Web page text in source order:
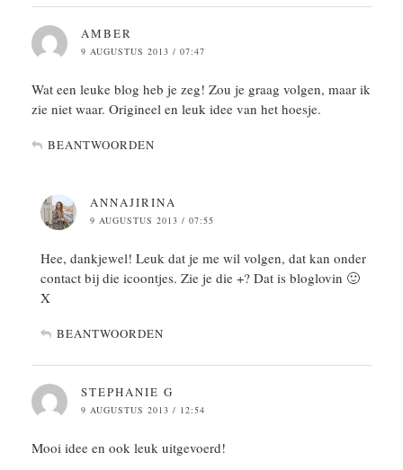
AMBER
9 AUGUSTUS 2013 / 07:47
Wat een leuke blog heb je zeg! Zou je graag volgen, maar ik
zie niet waar. Origineel en leuk idee van het hoesje.
BEANTWOORDEN
ANNAJIRINA
9 AUGUSTUS 2013 / 07:55
Hee, dankjewel! Leuk dat je me wil volgen, dat kan onder
contact bij die icoontjes. Zie je die +? Dat is bloglovin 🙂
X
BEANTWOORDEN
STEPHANIE G
9 AUGUSTUS 2013 / 12:54
Mooi idee en ook leuk uitgevoerd!